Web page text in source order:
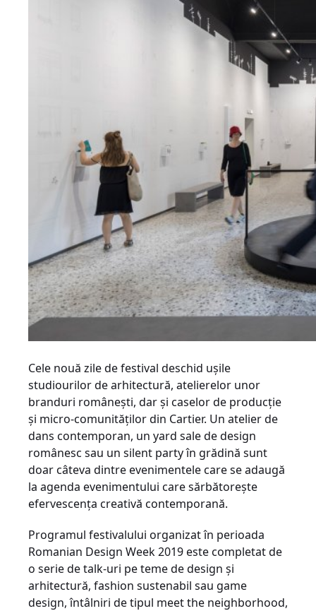
Cele nouă zile de festival deschid ușile
studiourilor de arhitectură, atelierelor unor
branduri românești, dar și caselor de producție
și micro-comunităților din Cartier. Un atelier de
dans contemporan, un yard sale de design
românesc sau un silent party în grădină sunt
doar câteva dintre evenimentele care se adaugă
la agenda evenimentului care sărbătorește
efervescența creativă contemporană.
Programul festivalului organizat în perioada
Romanian Design Week 2019 este completat de
o serie de talk-uri pe teme de design și
arhitectură, fashion sustenabil sau game
design, întâlniri de tipul meet the neighborhood,